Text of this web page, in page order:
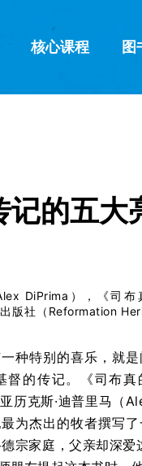
核心课程 图
查看全部
查看全部
的五大
DiPrima），《司
版社（ Reformation
种特别的喜乐，就
督的传记。《司布
亚历克斯·迪普里马 （
为杰出的牧者撰写
宗家庭，父亲却深